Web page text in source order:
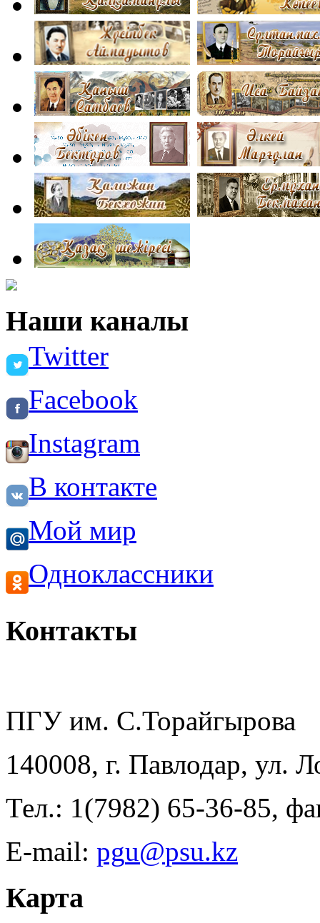
Наши каналы
Twitter
Facebook
Instagram
В контакте
Мой мир
Одноклассники
Контакты
ПГУ им. С.Торайгырова
140008, г. Павлодар, ул.
Тел.: 1(7982) 65-36-85,
E-mail:
Карта